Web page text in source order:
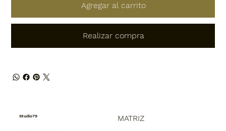
Agregar al carrito
Realizar compra
Studio79 MATRIZ